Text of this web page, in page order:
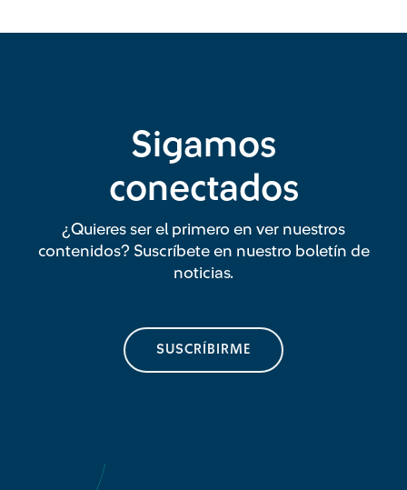
Sigamos
conectados
¿Quieres ser el primero en ver nuestros
contenidos? Suscríbete en nuestro boletín de
noticias.
SUSCRÍBIRME